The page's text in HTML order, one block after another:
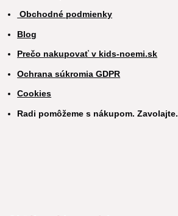
Obchodné podmienky
Blog
Prečo nakupovať v kids-noemi.sk
Ochrana súkromia GDPR
Cookies
Radi pomôžeme s nákupom. Zavolajte.